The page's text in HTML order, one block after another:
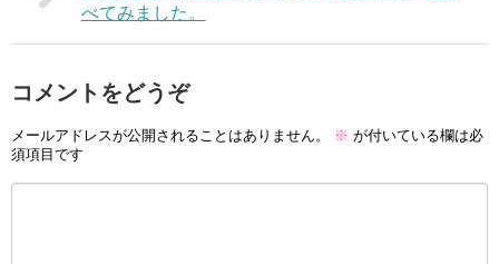
べてみました。
コメントをどうぞ
メールアドレスが公開されることはありません。 ※ が付いている欄は必
須項目です